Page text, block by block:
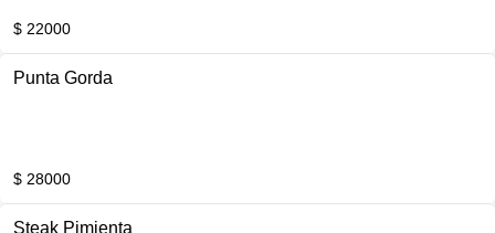
$ 22000
Punta Gorda
$ 28000
Steak Pimienta